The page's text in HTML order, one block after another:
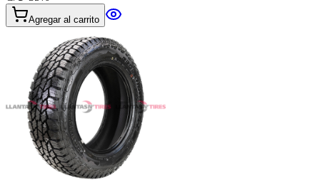
Agregar al carrito